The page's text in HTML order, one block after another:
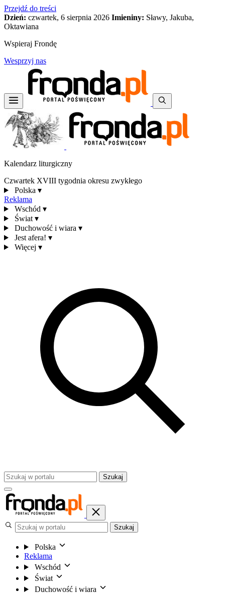
Przejdź do treści
Dzień: czwartek, 6 sierpnia 2026 Imieniny: Sławy, Jakuba,
Oktawiana
Wspieraj Frondę
Wesprzyj nas
Kalendarz liturgiczny
Czwartek XVIII tygodnia okresu zwykłego
Polska ▾
Reklama
Wschód ▾
Świat ▾
Duchowość i wiara ▾
Jest afera! ▾
Więcej ▾
Szukaj
Szukaj
Polska
Reklama
Wschód
Świat
Duchowość i wiara